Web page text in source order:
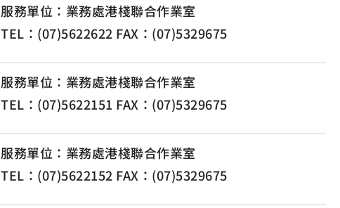
服務單位：業務處港棧聯合作業室
TEL：(07)5622622 FAX：(07)5329675
服務單位：業務處港棧聯合作業室
TEL：(07)5622151 FAX：(07)5329675
服務單位：業務處港棧聯合作業室
TEL：(07)5622152 FAX：(07)5329675